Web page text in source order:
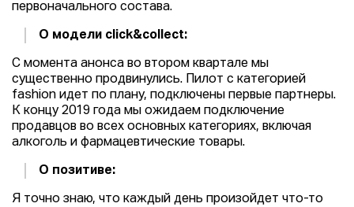
первоначального состава.
О модели click&collect:
С момента анонса во втором квартале мы
существенно продвинулись. Пилот с категорией
fashion идет по плану, подключены первые партнеры.
К концу 2019 года мы ожидаем подключение
продавцов во всех основных категориях, включая
алкоголь и фармацевтические товары.
О позитиве:
Я точно знаю, что каждый день произойдет что-то